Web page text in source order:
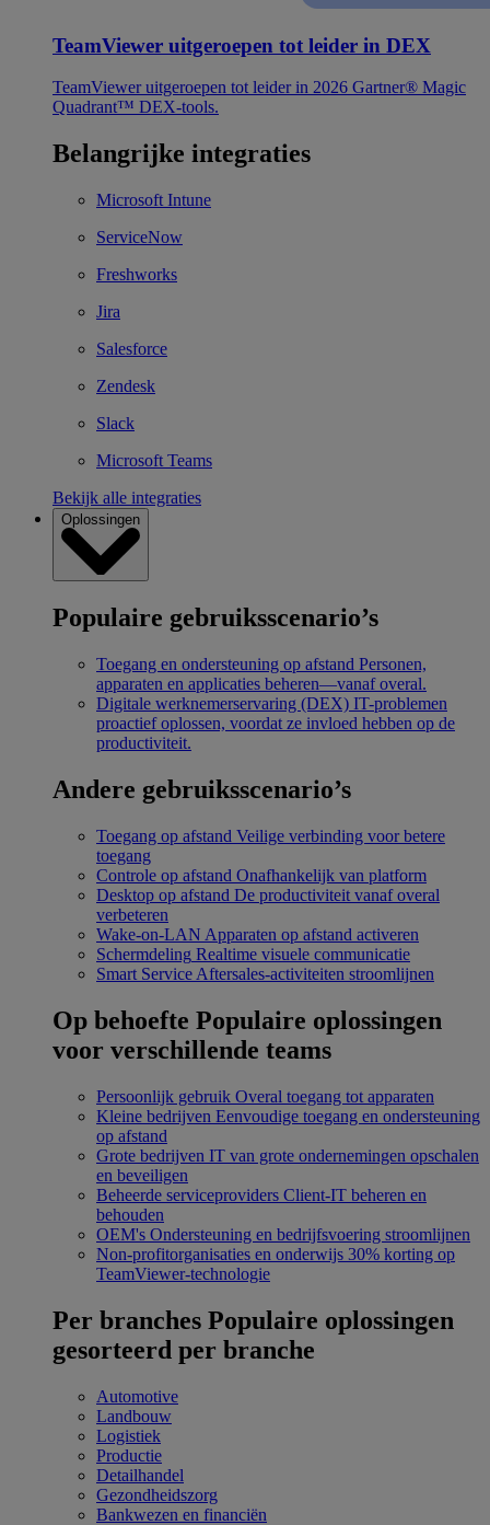
TeamViewer uitgeroepen tot leider in DEX
TeamViewer uitgeroepen tot leider in 2026 Gartner® Magic
Quadrant™ DEX-tools.
Belangrijke integraties
Microsoft Intune
ServiceNow
Freshworks
Jira
Salesforce
Zendesk
Slack
Microsoft Teams
Bekijk alle integraties
Oplossingen
Populaire gebruiksscenario’s
Toegang en ondersteuning op afstand Personen,
apparaten en applicaties beheren—vanaf overal.
Digitale werknemerservaring (DEX) IT-problemen
proactief oplossen, voordat ze invloed hebben op de
productiviteit.
Andere gebruiksscenario’s
Toegang op afstand Veilige verbinding voor betere
toegang
Controle op afstand Onafhankelijk van platform
Desktop op afstand De productiviteit vanaf overal
verbeteren
Wake-on-LAN Apparaten op afstand activeren
Schermdeling Realtime visuele communicatie
Smart Service Aftersales-activiteiten stroomlijnen
Op behoefte Populaire oplossingen
voor verschillende teams
Persoonlijk gebruik Overal toegang tot apparaten
Kleine bedrijven Eenvoudige toegang en ondersteuning
op afstand
Grote bedrijven IT van grote ondernemingen opschalen
en beveiligen
Beheerde serviceproviders Client-IT beheren en
behouden
OEM's Ondersteuning en bedrijfsvoering stroomlijnen
Non-profitorganisaties en onderwijs 30% korting op
TeamViewer-technologie
Per branches Populaire oplossingen
gesorteerd per branche
Automotive
Landbouw
Logistiek
Productie
Detailhandel
Gezondheidszorg
Bankwezen en financiën